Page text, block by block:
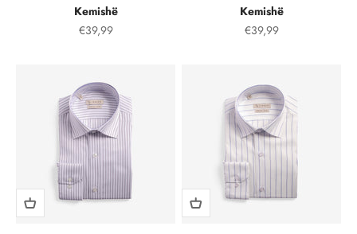
Kemishë
Çmimi i shitjes, çmimi i shitjeve
€39,99
Kemishë
Çmimi i shitjes, çmimi
€39,99